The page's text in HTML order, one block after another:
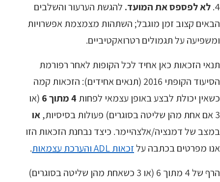
לא לפספס את המועד. להגשת הערעור והשלבים
הבאים קצוב זמן מוגבל; השתהות מצמצמת אפשרויות
ומשפיעה על תגמולים רטרואקטיביים.
תנאי הזכאות כאן אחיד לכל הקופות לאחר רפורמת
הסיעוד הקופתי 2016 (תנאים אחידים): הזכאות קמה
כשאין יכולת לבצע באופן עצמאי לפחות 4 מתוך 6
(או
3 אם אחת מהן שליטה בסוגרים) פעולות בסיסיות,
או
במצב של דמנציה/אלצהיימר. כיצד נבחנת הזכאות הזו
אנו מפרטים בכתבה עלזכאות ADL והערכת עצמאות
.
הרף של 4 מתוך 6 (או 3 כשאחת מהן שליטה בסוגרים)